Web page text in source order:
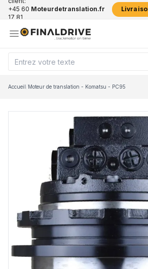
+45 60
17 81
Moteurdetranslation.fr
Accueil/Moteur de translation - Komatsu - PC95